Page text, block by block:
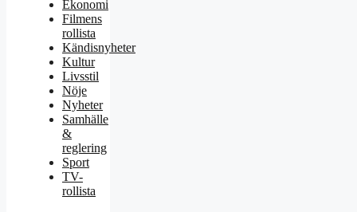
Ekonomi
Filmens
rollista
Kändisnyheter
Kultur
Livsstil
Nöje
Nyheter
Samhälle
&
reglering
Sport
TV-
rollista